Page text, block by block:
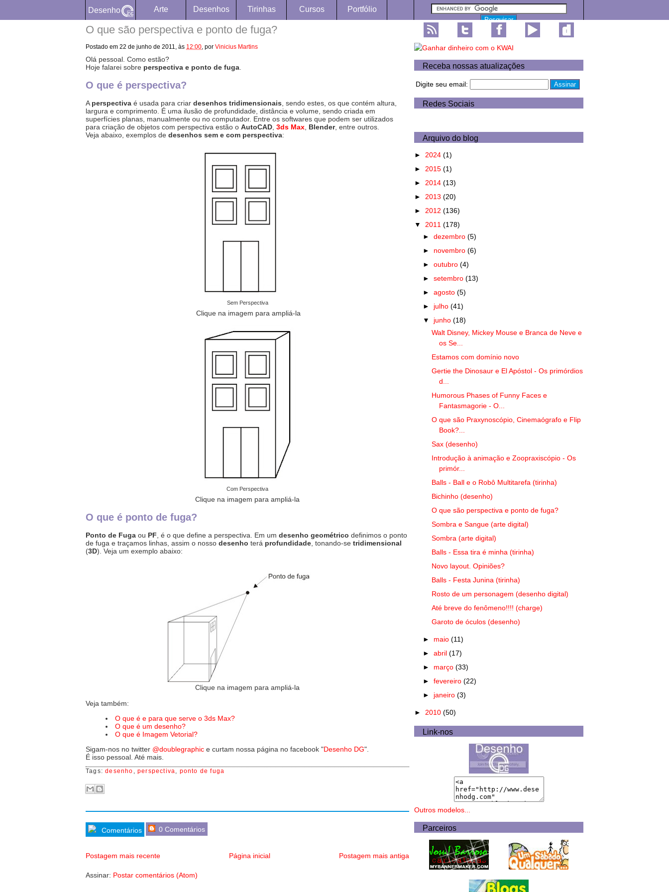
Desenho Arte Desenhos Tirinhas Cursos Portfólio
O que são perspectiva e ponto de fuga?
Postado em 22 de junho de 2011, às 12:00, por Vinicius Martins
Olá pessoal. Como estão?
Hoje falarei sobre perspectiva e ponto de fuga
O que é perspectiva?
A perspectiva é usada para criar desenhos tridimensionais , sendo estes, os que contém altura,
largura e comprimento. É uma ilusão de profundidade, distância e volume, sendo criada em
superfícies planas, manualmente ou no computador. Entre os softwares que podem ser utilizados
para criação de objetos com perspectiva estão o AutoCAD 3ds Max Blender, entre outros.
Veja abaixo, exemplos de desenhos sem e com perspectiva:
Sem Perspectiva
Clique na imagem para ampliá-la
Com Perspectiva
Clique na imagem para ampliá-la
O que é ponto de fuga?
Ponto de Fuga ou PF, é o que define a perspectiva. Em um desenho geométrico definimos o ponto
de fuga e traçamos linhas, assim o nosso desenho terá profundidade, tonando-se tridimensional
(3D). Veja um exemplo abaixo:
Clique na imagem para ampliá-la
Veja também:
O que é e para que serve o 3ds Max?
O que é um desenho?
O que é Imagem Vetorial?
Sigam-nos no twitter @doublegraphic e curtam nossa página no facebook "Desenho DG".
É isso pessoal. Até mais.
Tags:desenho ,perspectiva ponto de fuga
Comentários 0 Comentários
Postagem mais recente Postagem mais antiga
Página inicial
Assinar: Postar comentários (Atom)
Receba nossas atualizações
Digite seu email:
Redes Sociais
Arquivo do blog
► 2024 (1)
► 2015 (1)
► 2014 (13)
► 2013 (20)
► 2012 (136)
▼ 2011 (178)
► dezembro (5)
► novembro (6)
► outubro (4)
► setembro (13)
► agosto (5)
► julho (41)
▼ junho (18)
Walt Disney, Mickey Mouse e Branca de Neve e
os Se...
Estamos com domínio novo
Gertie the Dinosaur e El Apóstol - Os primórdios
d...
Humorous Phases of Funny Faces e
Fantasmagorie - O...
O que são Praxynoscópio, Cinemaógrafo e Flip
Book?...
Sax (desenho)
Introdução à animação e Zoopraxiscópio - Os
primór...
Balls - Ball e o Robô Multitarefa (tirinha)
Bichinho (desenho)
O que são perspectiva e ponto de fuga?
Sombra e Sangue (arte digital)
Sombra (arte digital)
Balls - Essa tira é minha (tirinha)
Novo layout. Opiniões?
Balls - Festa Junina (tirinha)
Rosto de um personagem (desenho digital)
Até breve do fenômeno!!!! (charge)
Garoto de óculos (desenho)
► maio (11)
► abril (17)
► março (33)
► fevereiro (22)
► janeiro (3)
► 2010 (50)
Link-nos
Outros modelos...
Parceiros